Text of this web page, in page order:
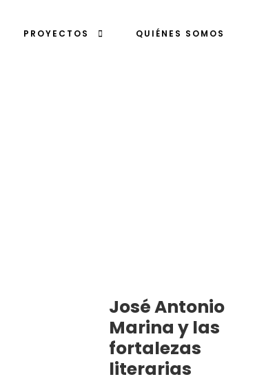
PROYECTOS QUIÉNES SOMOS
José Antonio
Marina y las
fortalezas
literarias